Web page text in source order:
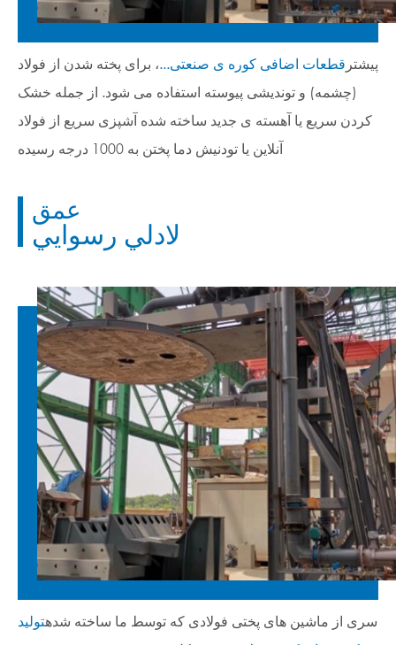
‫پیشتر قطعات اضافی کوره ی صنعتی...، برای پخته شدن از فولاد
(چشمه) و توندیشی پیوسته استفاده می شود. از جمله خشک
کردن سریع یا آهسته ی جدید ساخته شده آشپزی سریع از فولاد
آنلاین یا تودنیش دما پختن به 1000 درجه رسيده
عمق
لادلي رسوايي
سری از ماشین های پختی فولادی که توسط ما ساخته شدهتوليد